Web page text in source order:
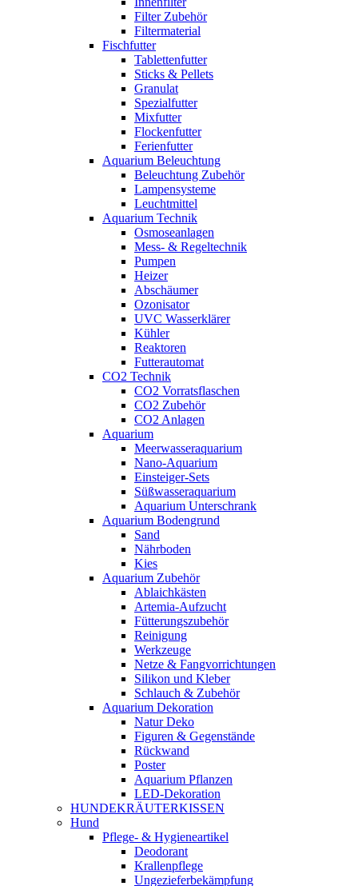
Filter Zubehör
Filtermaterial
Fischfutter
Tablettenfutter
Sticks & Pellets
Granulat
Spezialfutter
Mixfutter
Flockenfutter
Ferienfutter
Aquarium Beleuchtung
Beleuchtung Zubehör
Lampensysteme
Leuchtmittel
Aquarium Technik
Osmoseanlagen
Mess- & Regeltechnik
Pumpen
Heizer
Abschäumer
Ozonisator
UVC Wasserklärer
Kühler
Reaktoren
Futterautomat
CO2 Technik
CO2 Vorratsflaschen
CO2 Zubehör
CO2 Anlagen
Aquarium
Meerwasseraquarium
Nano-Aquarium
Einsteiger-Sets
Süßwasseraquarium
Aquarium Unterschrank
Aquarium Bodengrund
Sand
Nährboden
Kies
Aquarium Zubehör
Ablaichkästen
Artemia-Aufzucht
Fütterungszubehör
Reinigung
Werkzeuge
Netze & Fangvorrichtungen
Silikon und Kleber
Schlauch & Zubehör
Aquarium Dekoration
Natur Deko
Figuren & Gegenstände
Rückwand
Poster
Aquarium Pflanzen
LED-Dekoration
HUNDEKRÄUTERKISSEN
Hund
Pflege- & Hygieneartikel
Deodorant
Krallenpflege
Ungezieferbekämpfung